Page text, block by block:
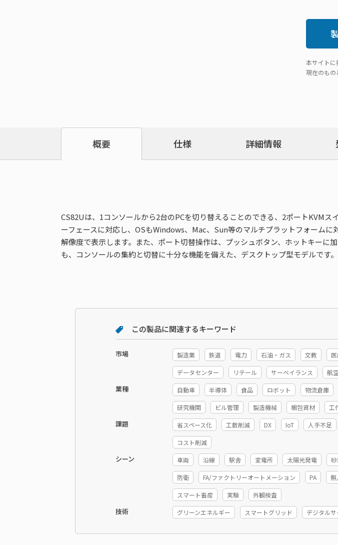
本サイトに
現在のもの
概要 仕様 詳細情報
CS82Uは、1コンソールから2台のPCを切り替えることのできる、2ポートKVM
ーフェースに対応し、OSもWindows、Mac、Sun等のマルチプラットフォーム
解像度で表示します。また、ポート切替操作は、プッシュボタン、ホットキー
も、コンソールの集約と切替に十分な機能を備えた、デスクトップ型モデルです。
この製品に関連するキーワード
市場 製造業 鉄道 電力 石油・ガス 文教
データセンター リテール サーベイランス 航
業種 自動車 半導体 食品 ロボット 物流倉庫
研究機関 ビル管理 製造機械 梱包資材 工
課題 省スペース化 工数削減 DX IoT 人手不足
コスト削減
シーン 車両 沿線 駅舎 変電所 太陽光発電
防衛 FA/ファクトリーオートメーション PA 無
スマート畜産 実験 外観検査
技術 グリーンエネルギー スマートグリッド デジタル